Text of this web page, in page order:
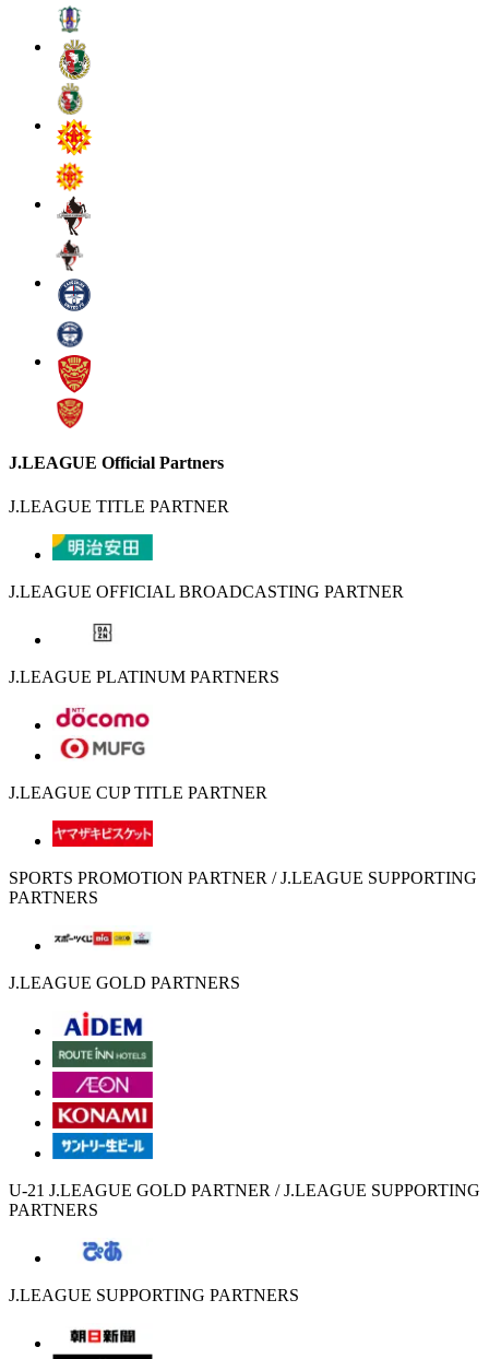
J.LEAGUE Official Partners
J.LEAGUE TITLE PARTNER
J.LEAGUE OFFICIAL BROADCASTING PARTNER
J.LEAGUE PLATINUM PARTNERS
J.LEAGUE CUP TITLE PARTNER
SPORTS PROMOTION PARTNER / J.LEAGUE SUPPORTING
PARTNERS
J.LEAGUE GOLD PARTNERS
U-21 J.LEAGUE GOLD PARTNER / J.LEAGUE SUPPORTING
PARTNERS
J.LEAGUE SUPPORTING PARTNERS